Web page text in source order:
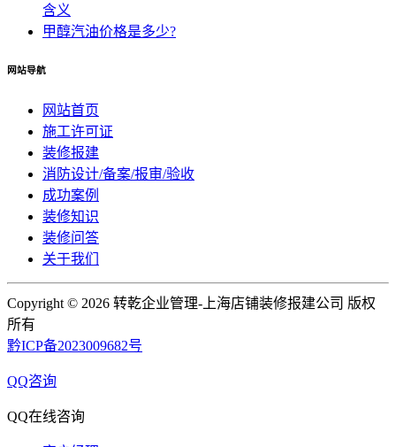
含义
甲醇汽油价格是多少?
网站导航
网站首页
施工许可证
装修报建
消防设计/备案/报审/验收
成功案例
装修知识
装修问答
关于我们
Copyright © 2026 转乾企业管理-上海店铺装修报建公司 版权
所有
黔ICP备2023009682号
QQ咨询
QQ在线咨询